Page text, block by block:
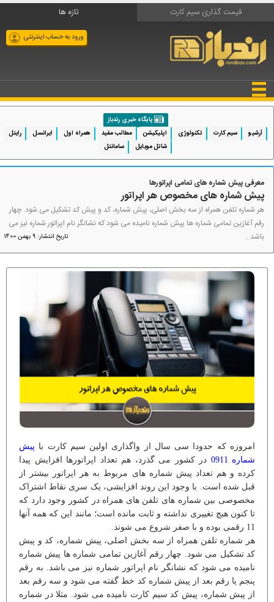
قیمت گذاری سیم کارت تازه ها
ورود به حساب اینترنتی
پایگاه خبری رندباز
آرشیو
سیم کارت تکنولوژی اپلیکیشن مطالب مفید همراه اول ایرانسل
رایتل
شاتل موبایل
سامانتل
معرفی پیش شماره های تمامی اپراتورها
پیش شماره های مخصوص هر اپراتور
هر شماره تلفن همراه از سه بخش اصلی، پیش شماره، کد و پیش کد تشکیل می شود. چهار
رقم آغازین تمامی شماره ها پیش شماره نامیده می شود که نشانگر نام اپراتور شماره نیز می
باشد...
تاریخ انتشار: 9 بهمن 1400
امروزه که حدودا سی سال از واگذاری اولین سیم کارت با پیش
شماره 0911
در کشور می گذرد، هم تعداد اپراتورها افزایش پیدا
کرده و هم تعداد پیش شماره های مربوط به هر اپراتور بیشتر از
قبل شده است. با وجود این روند افزایشی، یک سری نقاط اشتراک
مخصوصی بین شماره های تلفن های همراه در کشور وجود دارد که
تا کنون هیچ تغییری نداشته و ثابت مانده است؛ مانند این که همه آنها
11 رقمی بوده و با صفر شروع می شوند.
هر شماره تلفن همراه از سه بخش اصلی، پیش شماره، کد و پیش
کد تشکیل می شود. چهار رقم آغازین تمامی شماره ها پیش شماره
نامیده می شود که نشانگر نام اپراتور شماره نیز می باشد. به رقم
پنجم یا رقم بعد از پیش شماره کد خط گفته می شود و سه رقم بعد
از پیش شماره، پیش کد سیم کارت نامیده می شود. مثلا در شماره